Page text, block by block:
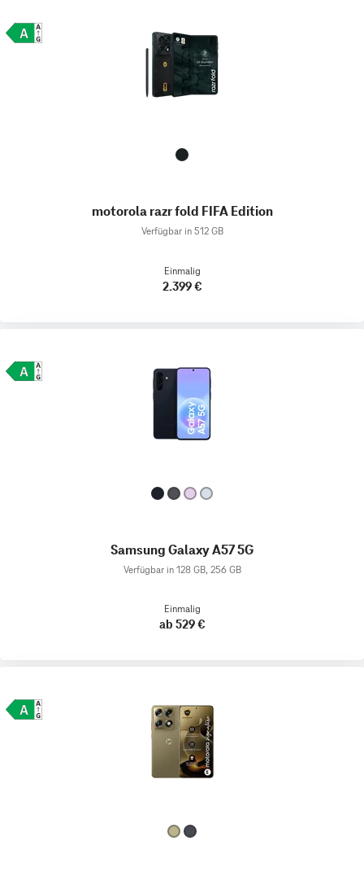
motorola razr fold FIFA Edition
Verfügbar in 512 GB
Einmalig
2.399 €
Samsung Galaxy A57 5G
Verfügbar in 128 GB, 256 GB
Einmalig
ab 529 €